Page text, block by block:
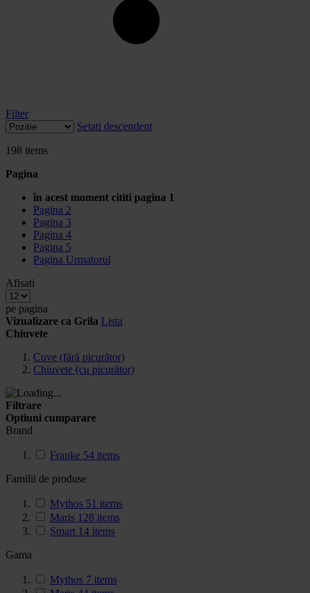
Filter
Setati descendent
198 items
Pagina
în acest moment cititi pagina 1
Pagina 2
Pagina 3
Pagina 4
Pagina 5
Pagina Urmatorul
Afisati
pe pagina
Vizualizare ca Grila Lista
Chiuvete
Cuve (fără picurător)
Chiuvete (cu picurător)
Filtrare
Optiuni cumparare
Brand
Franke 54 items
Familii de produse
Mythos 51 items
Maris 128 items
Smart 14 items
Gama
Mythos 7 items